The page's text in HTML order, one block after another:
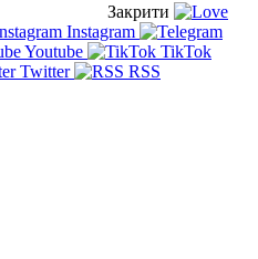
Закрити
Instagram
Youtube
TikTok
Twitter RSS